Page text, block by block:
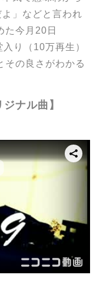
」などと言われ
た今月20日
り（10万再生）
その良さがわかる
ナル曲】